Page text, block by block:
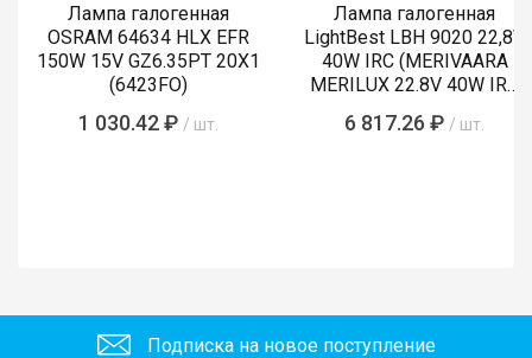
Лампа галогенная
OSRAM 64634 HLX EFR
150W 15V GZ6.35PT 20X1
(6423FO)
1 030.42 ₽ / шт.
Лампа галогенная
LightBest LBH 9020 22,8V
40W IRC (MERIVAARA
MERILUX 22.8V 40W IRC
6 817.26 ₽ / шт.
Подписка на новое поступление